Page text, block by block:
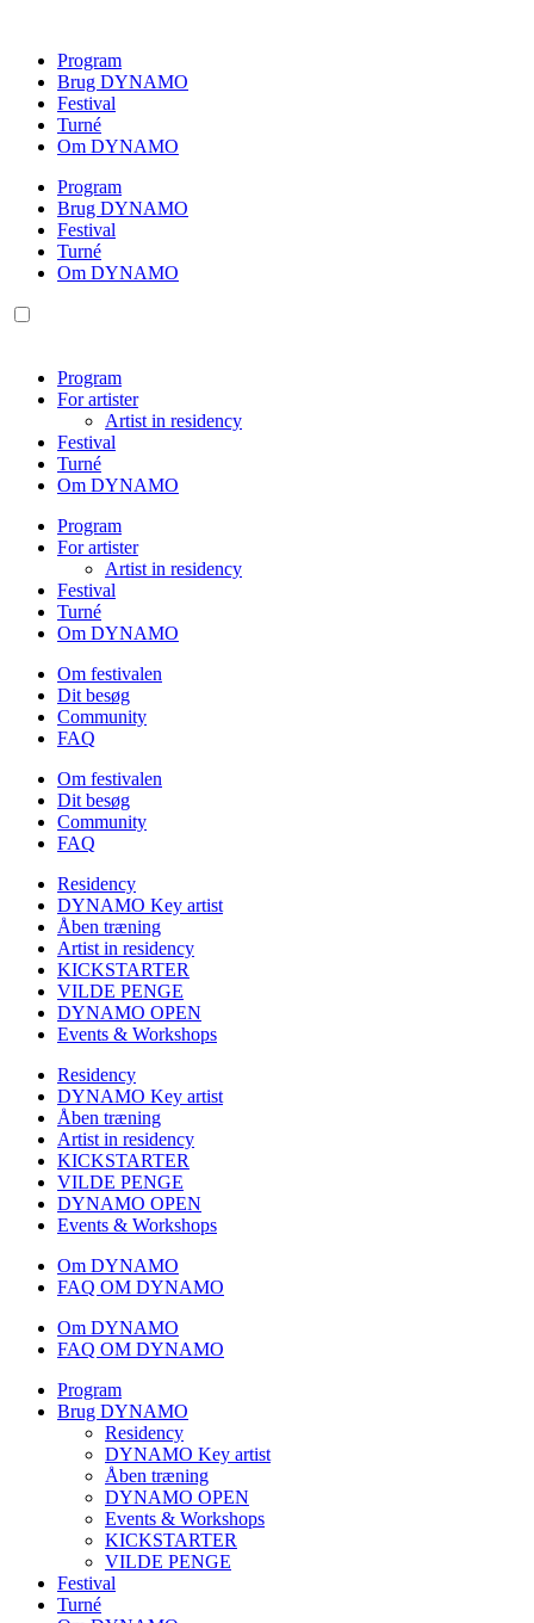
indholdProgram
Brug DYNAMO
Festival
Turné
Om DYNAMO
Program
Brug DYNAMO
Festival
Turné
Om DYNAMO
Program
For artister
Artist in residency
Festival
Turné
Om DYNAMO
Program
For artister
Artist in residency
Festival
Turné
Om DYNAMO
Om festivalen
Dit besøg
Community
FAQ
Om festivalen
Dit besøg
Community
FAQ
Residency
DYNAMO Key artist
Åben træning
Artist in residency
KICKSTARTER
VILDE PENGE
DYNAMO OPEN
Events & Workshops
Residency
DYNAMO Key artist
Åben træning
Artist in residency
KICKSTARTER
VILDE PENGE
DYNAMO OPEN
Events & Workshops
Om DYNAMO
FAQ OM DYNAMO
Om DYNAMO
FAQ OM DYNAMO
Program
Brug DYNAMO
Residency
DYNAMO Key artist
Åben træning
DYNAMO OPEN
Events & Workshops
KICKSTARTER
VILDE PENGE
Festival
Turné